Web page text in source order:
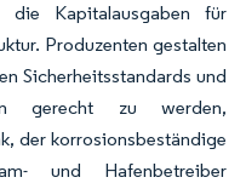
die Kapitalausgaben für
Produzenten gestalten
Sicherheitsstandards und
gerecht zu werden,
der korrosionsbeständige
und Hafenbetreiber